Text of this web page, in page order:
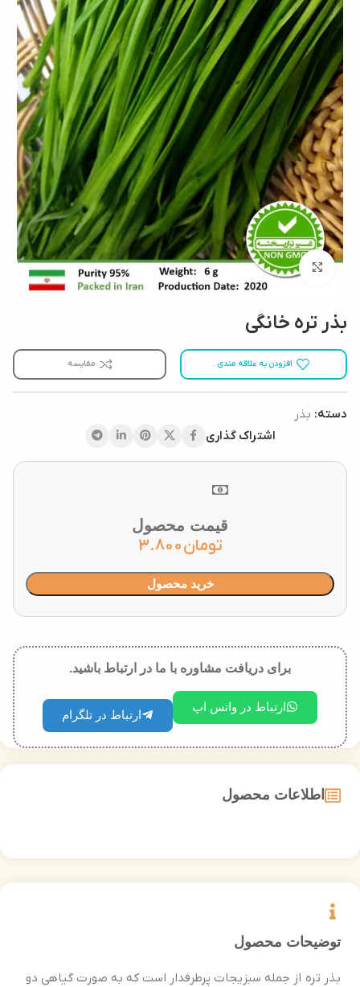
بزرگنمایی تصویر
بذر تره خانگی
افزودن به علاقه مندی مقایسه
دسته: بذر
اشتراک گذاری
قیمت محصول
تومان
خرید محصول
برای دریافت مشاوره با ما در ارتباط باشید.
ارتباط در واتس اپ
ارتباط در تلگرام
توضیحات محصول
بذر تره از جمله سبزیجات پرطرفدار است که به صورت گیاهی دو
اطلاعات محصول